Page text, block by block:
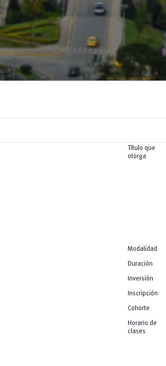
Título que
otorga
Modalidad
Duración
Inversión
Inscripción
Cohorte
Horario de
clases